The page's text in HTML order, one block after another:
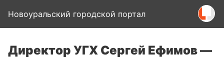
Новоуральский городской портал
Директор УГХ Сергей Ефимов —